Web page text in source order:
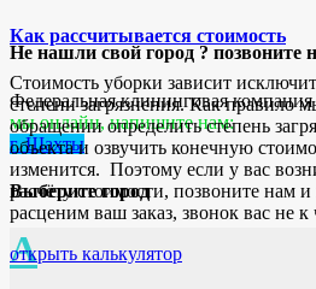
Не нашли свой город ? позвоните
Федеральная клининговая
мы онлайн, напишите нам:
г. Шахты
Выберите город
А
Как рассчитывается стоимость
Стоимость уборки зависит
степени загрязнения. Как правило
обращении определить степень
объекта и озвучить конечную
изменится. Поэтому если у вас
расчёту стоимости, позвоните нам
расценим ваш заказ, звонок вас не к
открыть калькулятор